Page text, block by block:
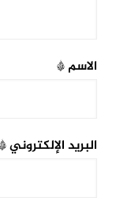
الاسم*
البريد الإلكتروني